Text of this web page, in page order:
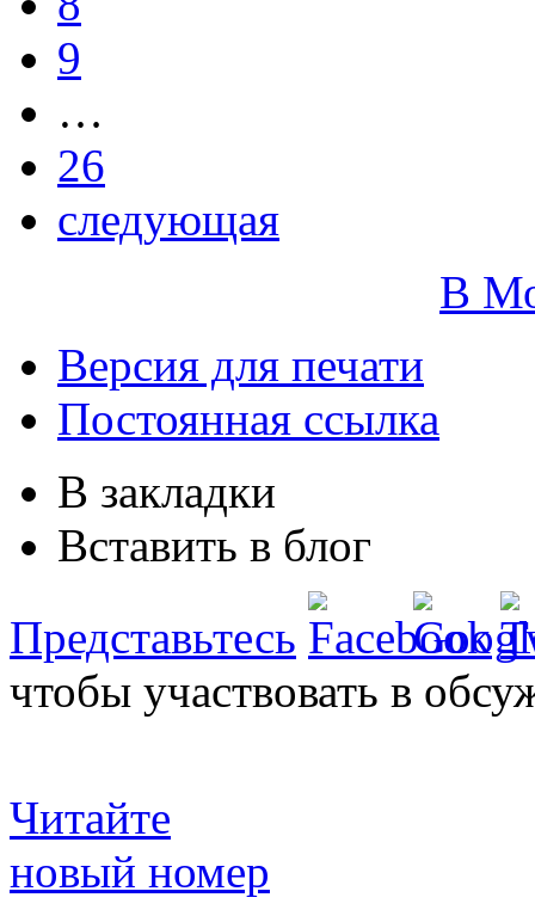
9
…
26
следующая
В
Версия для печати
Постоянная ссылка
В закладки
Вставить в блог
Представьтесь
чтобы участвовать в
Читайте
новый номер